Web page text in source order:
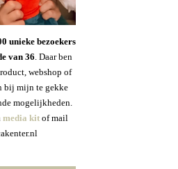
unieke bezoekers
van 36. Daar ben
webshop of
bij mijn te gekke
mogelijkheden.
media kit of mail